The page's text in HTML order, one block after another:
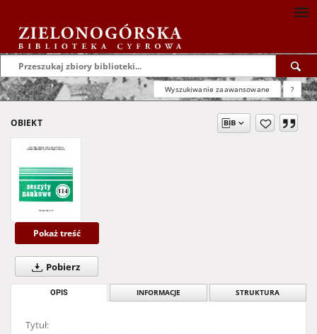
Wyszukiwanie zaawansowane ?
OBIEKT
Pokaż treść
Pobierz
OPIS INFORMACJE STRUKTURA
Tytuł: